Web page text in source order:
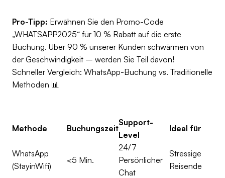
Pro-Tipp: Erwähnen Sie den Promo-Code
„WHATSAPP2025“ für 10 % Rabatt auf die erste
Buchung. Über 90 % unserer Kunden schwärmen von
der Geschwindigkeit – werden Sie Teil davon!
Schneller Vergleich: WhatsApp-Buchung vs. Traditionelle
Methoden 📊
Methode Buchungszeit
Support-
Level
Ideal für
WhatsApp
(StayinWifi)
<5 Min.
24/7
Persönlicher
Chat
Stressige
Reisende